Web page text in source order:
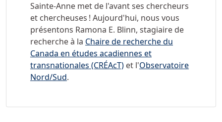
Sainte-Anne met de l'avant ses chercheurs
et chercheuses ! Aujourd'hui, nous vous
présentons Ramona E. Blinn, stagiaire de
recherche à la Chaire de recherche du
Canada en études acadiennes et
transnationales (CRÉAcT) et l'Observatoire
Nord/Sud.